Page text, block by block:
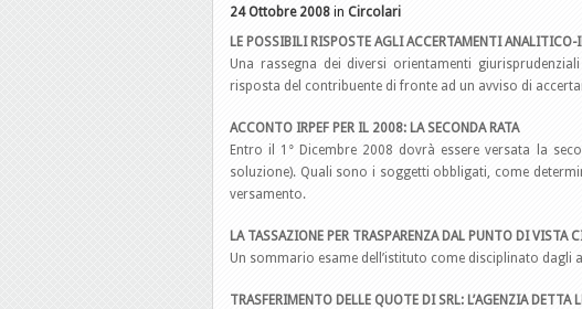
24 Ottobre 2008 in Circolari
LE POSSIBILI RISPOSTE AGLI ACCERTAMENTI
Una rassegna dei diversi orientamenti
risposta del contribuente di fronte ad un avviso di
ACCONTO IRPEF PER IL 2008: LA SECONDA RATA
Entro il 1° Dicembre 2008 dovrà essere versata la
soluzione). Quali sono i soggetti obbligati, come
versamento.
LA TASSAZIONE PER TRASPARENZA DAL PUNTO DI VISTA
Un sommario esame dell’istituto come disciplinato dagli
TRASFERIMENTO DELLE QUOTE DI SRL: L’AGENZIA DETTA